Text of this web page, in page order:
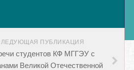
ПУБЛИКАЦИЯ
студентов КФ МГГЭУ с
Великой Отечественной